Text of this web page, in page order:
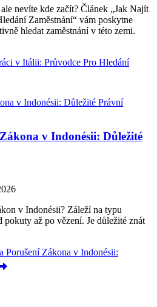
nevíte kde začít? Článek „Jak Najít
Zaměstnání“ vám poskytne
hledat zaměstnání v této zemi.
v Itálii: Průvodce Pro Hledání
v Indonésii: Důležité
v Indonésii? Záleží na typu
pokuty až po vězení. Je důležité znát
Porušení Zákona v Indonésii: